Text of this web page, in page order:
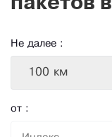
пакетов
Не далее :
100 км
от :